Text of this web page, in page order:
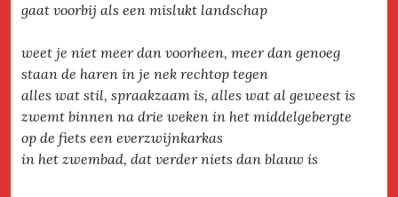
gaat voorbij als een mislukt landschap
weet je niet meer dan voorheen, meer dan genoeg
staan de haren in je nek rechtop tegen
alles wat stil, spraakzaam is, alles wat al geweest is
zwemt binnen na drie weken in het middelgebergte
op de fiets een everzwijnkarkas
in het zwembad, dat verder niets dan blauw is